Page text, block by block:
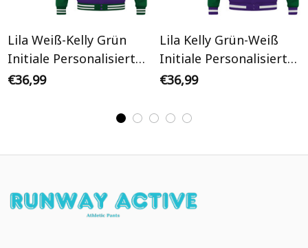
Lila Weiß-Kelly Grün
Initiale Personalisiertes
Varsity College Jacke
€36,99
Lila Kelly Grün-Weiß
Initiale Personalisiertes
Varsity College Jacke
€36,99